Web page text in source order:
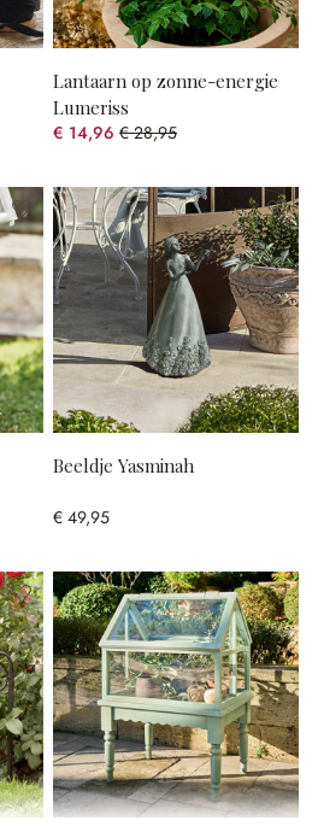
Lantaarn op zonne-energie
Lumeriss
€ 14,96 € 28,95
(48.32% gespart)
Beeldje Yasminah
€ 49,95